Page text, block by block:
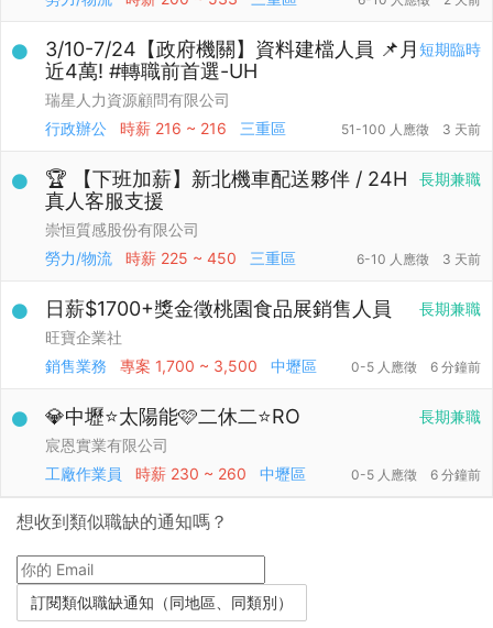
短期臨時
3/10-7/24【政府機關】資料建檔人員 📌月
近4萬! #轉職前首選-UH
瑞星人力資源顧問有限公司
行政辦公
時薪 216 ~ 216 三重區 51-100 人應徵 3 天前
長期兼職
🏆 【下班加薪】新北機車配送夥伴 / 24H
真人客服支援
崇恒質感股份有限公司
勞力/物流
時薪 225 ~ 450 三重區 6-10 人應徵 3 天前
長期兼職
日薪$1700+獎金徵桃園食品展銷售人員
旺寶企業社
銷售業務
專案 1,700 ~ 3,500 中壢區 0-5 人應徵 6 分鐘前
長期兼職
💎中壢⭐太陽能🩷二休二⭐RO
宸恩實業有限公司
工廠作業員
時薪 230 ~ 260 中壢區 0-5 人應徵 6 分鐘前
想收到類似職缺的通知嗎？